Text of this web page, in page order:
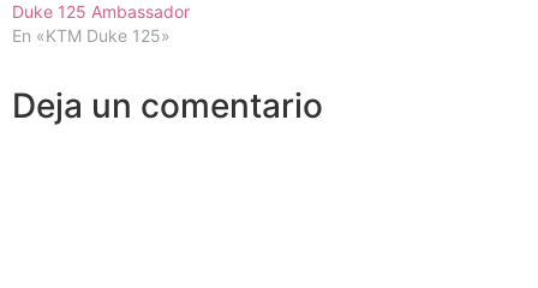
Duke 125 Ambassador
En «KTM Duke 125»
Deja un comentario